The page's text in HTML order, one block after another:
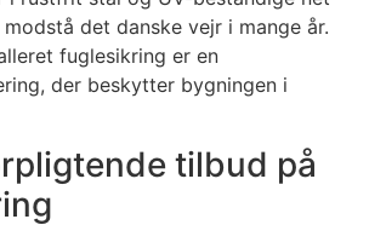
det danske vejr i mange år.
fuglesikring er en
der beskytter bygningen i
tilbud på